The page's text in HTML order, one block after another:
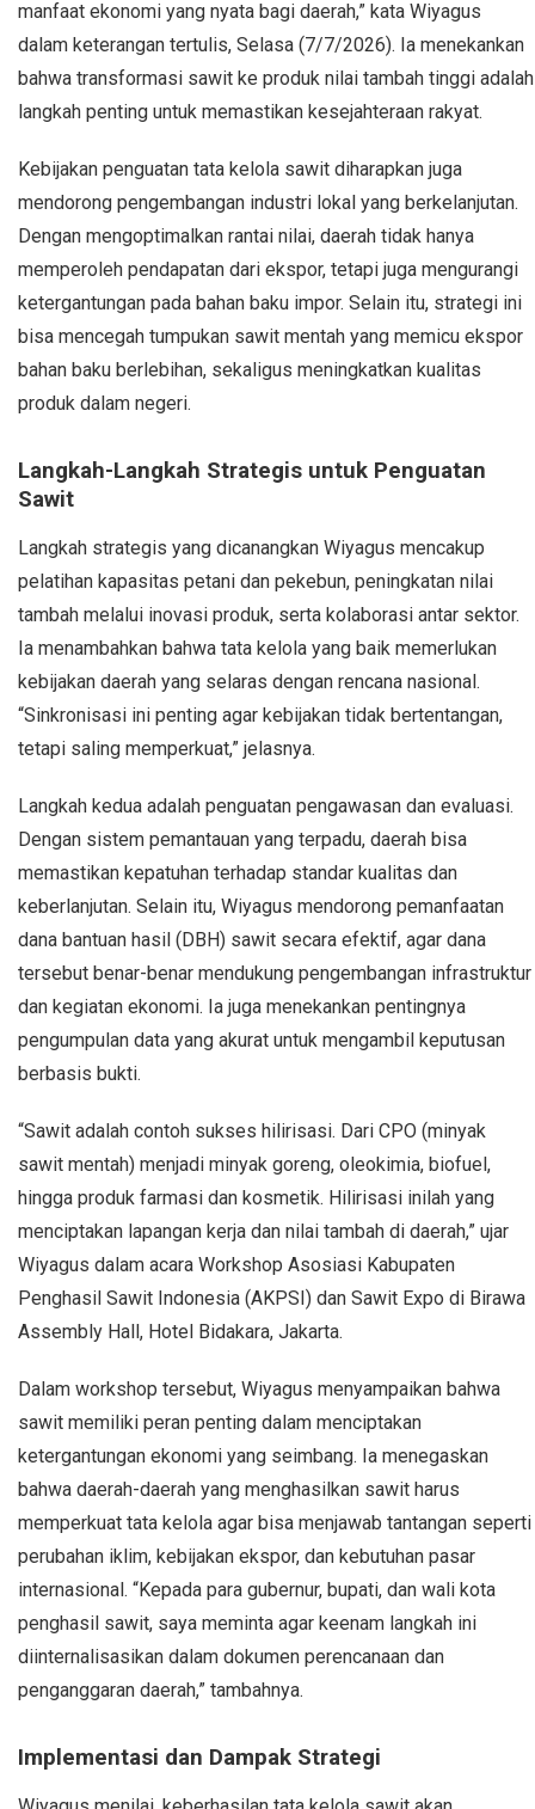
manfaat ekonomi yang nyata bagi daerah,” kata Wiyagus
dalam keterangan tertulis, Selasa (7/7/2026). Ia menekankan
bahwa transformasi sawit ke produk nilai tambah tinggi adalah
langkah penting untuk memastikan kesejahteraan rakyat.
Kebijakan penguatan tata kelola sawit diharapkan juga
mendorong pengembangan industri lokal yang berkelanjutan.
Dengan mengoptimalkan rantai nilai, daerah tidak hanya
memperoleh pendapatan dari ekspor, tetapi juga mengurangi
ketergantungan pada bahan baku impor. Selain itu, strategi ini
bisa mencegah tumpukan sawit mentah yang memicu ekspor
bahan baku berlebihan, sekaligus meningkatkan kualitas
produk dalam negeri.
Langkah-Langkah Strategis untuk Penguatan
Sawit
Langkah strategis yang dicanangkan Wiyagus mencakup
pelatihan kapasitas petani dan pekebun, peningkatan nilai
tambah melalui inovasi produk, serta kolaborasi antar sektor.
Ia menambahkan bahwa tata kelola yang baik memerlukan
kebijakan daerah yang selaras dengan rencana nasional.
“Sinkronisasi ini penting agar kebijakan tidak bertentangan,
tetapi saling memperkuat,” jelasnya.
Langkah kedua adalah penguatan pengawasan dan evaluasi.
Dengan sistem pemantauan yang terpadu, daerah bisa
memastikan kepatuhan terhadap standar kualitas dan
keberlanjutan. Selain itu, Wiyagus mendorong pemanfaatan
dana bantuan hasil (DBH) sawit secara efektif, agar dana
tersebut benar-benar mendukung pengembangan infrastruktur
dan kegiatan ekonomi. Ia juga menekankan pentingnya
pengumpulan data yang akurat untuk mengambil keputusan
berbasis bukti.
“Sawit adalah contoh sukses hilirisasi. Dari CPO (minyak
sawit mentah) menjadi minyak goreng, oleokimia, biofuel,
hingga produk farmasi dan kosmetik. Hilirisasi inilah yang
menciptakan lapangan kerja dan nilai tambah di daerah,” ujar
Wiyagus dalam acara Workshop Asosiasi Kabupaten
Penghasil Sawit Indonesia (AKPSI) dan Sawit Expo di Birawa
Assembly Hall, Hotel Bidakara, Jakarta.
Dalam workshop tersebut, Wiyagus menyampaikan bahwa
sawit memiliki peran penting dalam menciptakan
ketergantungan ekonomi yang seimbang. Ia menegaskan
bahwa daerah-daerah yang menghasilkan sawit harus
memperkuat tata kelola agar bisa menjawab tantangan seperti
perubahan iklim, kebijakan ekspor, dan kebutuhan pasar
internasional. “Kepada para gubernur, bupati, dan wali kota
penghasil sawit, saya meminta agar keenam langkah ini
diinternalisasikan dalam dokumen perencanaan dan
penganggaran daerah,” tambahnya.
Implementasi dan Dampak Strategi